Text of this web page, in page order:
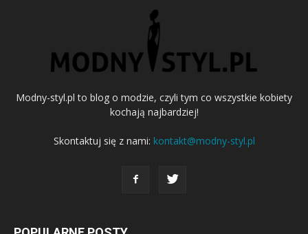
Modny-styl.pl to blog o modzie, czyli tym co wszystkie kobiety
kochają najbardziej!
Skontaktuj się z nami: kontakt@modny-styl.pl